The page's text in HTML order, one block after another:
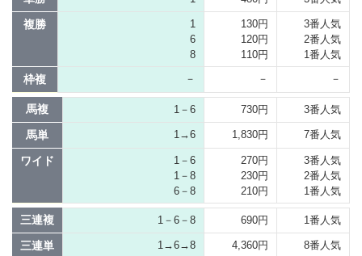
複勝
1
6
8
130円
120円
110円
3番人気
2番人気
1番人気
枠複 － － －
馬複 1－6 730円 3番人気
馬単 1→6 1,830円 7番人気
ワイド
1－6
1－8
6－8
270円
230円
210円
3番人気
2番人気
1番人気
三連複 1－6－8 690円 1番人気
三連単 1→6→8 4,360円 8番人気